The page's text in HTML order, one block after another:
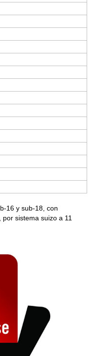
16 y sub-18, con
sistema suizo a 11